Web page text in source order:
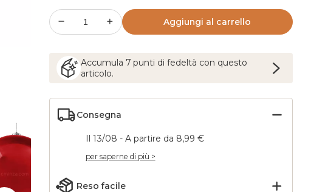
Aggiungi al carrello
Accumula 7 punti di fedeltà con questo
articolo.
Consegna
Il 13/08 - A partire da 8,99 €
per saperne di più >
Reso facile